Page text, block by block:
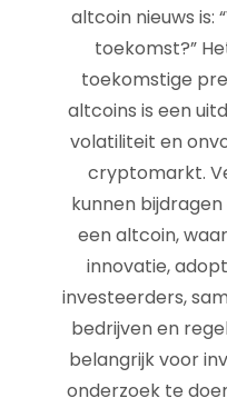
altcoin nieuws is:
toekomst?”
toekomstige
altcoins is een
volatiliteit en
cryptomarkt.
kunnen
een altcoin,
innovatie,
investeerders,
bedrijven en
belangrijk voor
onderzoek te